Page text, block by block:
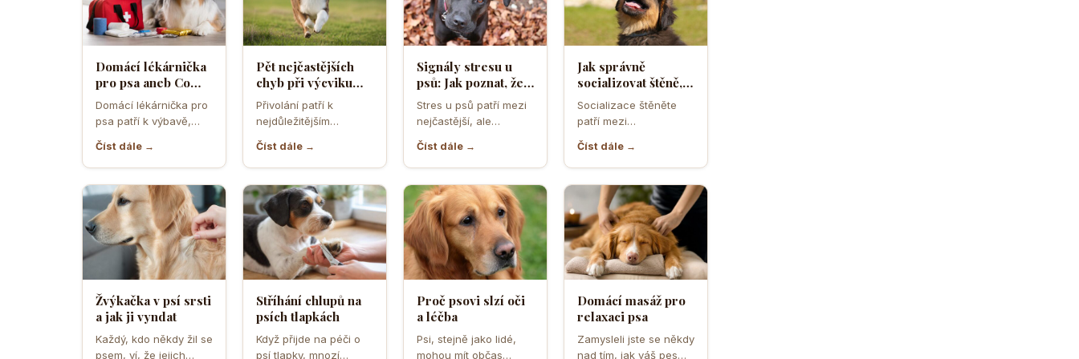
Domácí lékárnička
pro psa aneb Co
musíte mít po ruce
pro případ nouze
Domácí lékárnička pro
psa patří k výbavě,
rozhodující chvíli
ušetřit čas,…
Číst dále →
Pět nejčastějších
chyb při výcviku
přivolání které dělá
většina pejskařů
Přivolání patří k
nejdůležitějším
protože rozhoduje o
bezpečí, pohodě i o
tom,…
Číst dále →
Signály stresu u
psů: Jak poznat, že
se váš čtyřnohý
přítel necítí
komfortně
Stres u psů patří mezi
nejčastější, ale
nejpodceňovanější
problémy každodenní
péče. Může se…
Číst dále →
Jak správně
socializovat štěně,
aby z něj vyrostl
sebevědomý a
klidný pes
Socializace štěněte
patří mezi
prvních měsíců života.
Právě v tomto období
se…
Číst dále →
Žvýkačka v psí srsti
a jak ji vyndat
Každý, kdo někdy žil se
psem, ví, že jejich
Stříhání chlupů na
psích tlapkách
Když přijde na péči o
psí tlapky, mnozí
Proč psovi slzí oči
a léčba
Psi, stejně jako lidé,
mohou mít občas
Domácí masáž pro
relaxaci psa
Zamysleli jste se někdy
nad tím, jak váš pes